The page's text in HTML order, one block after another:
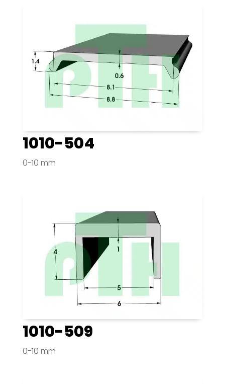
1010-504
0-10 mm
1010-509
0-10 mm